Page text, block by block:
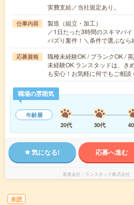
実費支給／当社規定あり。
仕事内容
製造（組立・加工）
／1日たった3時間のスキマバ
バズり案件！＼条件で選ぶな
応募資格
職種未経験OK / ブランクOK /
未経験OK ランスタッドは、き
も安心！お気軽に何でもご相
職場の雰囲気
年齢層
20代
30代
気になる! 応募へ進む
派遣会社 ランスタッド株式会社
未読